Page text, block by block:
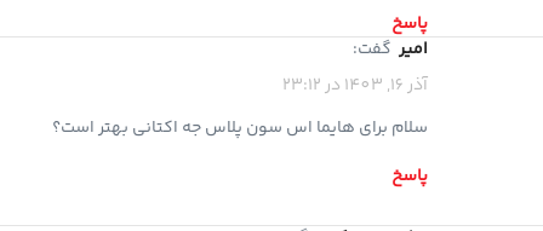
پاسخ
امیر گفت:
آذر 16, 1403 در 23:12
سلام برای هایما اس سون پلاس جه اکتانی بهتر است؟
پاسخ